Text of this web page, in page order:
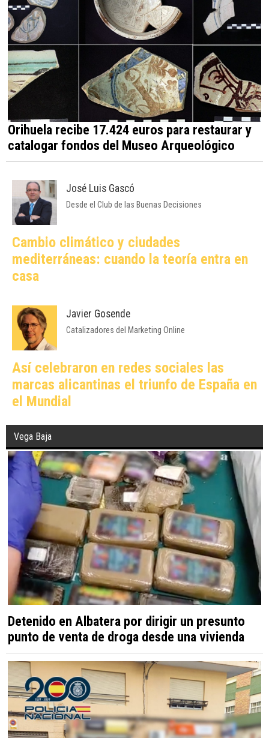
Orihuela recibe 17.424 euros para restaurar y
catalogar fondos del Museo Arqueológico
José Luis Gascó
Desde el Club de las Buenas Decisiones
Cambio climático y ciudades
mediterráneas: cuando la teoría entra en
casa
Javier Gosende
Catalizadores del Marketing Online
Así celebraron en redes sociales las
marcas alicantinas el triunfo de España en
el Mundial
Vega Baja
Detenido en Albatera por dirigir un presunto
punto de venta de droga desde una vivienda